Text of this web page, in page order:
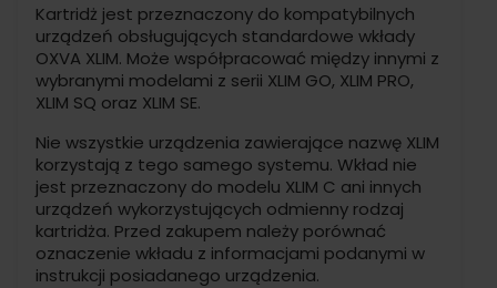
Kartridż jest przeznaczony do kompatybilnych
urządzeń obsługujących standardowe wkłady
OXVA XLIM. Może współpracować między innymi z
wybranymi modelami z serii XLIM GO, XLIM PRO,
XLIM SQ oraz XLIM SE.
Nie wszystkie urządzenia zawierające nazwę XLIM
korzystają z tego samego systemu. Wkład nie
jest przeznaczony do modelu XLIM C ani innych
urządzeń wykorzystujących odmienny rodzaj
kartridża. Przed zakupem należy porównać
oznaczenie wkładu z informacjami podanymi w
instrukcji posiadanego urządzenia.